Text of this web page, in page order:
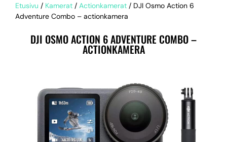
Etusivu / Kamerat / Actionkamerat / DJI Osmo Action 6
Adventure Combo – actionkamera
DJI OSMO ACTION 6 ADVENTURE COMBO –
ACTIONKAMERA